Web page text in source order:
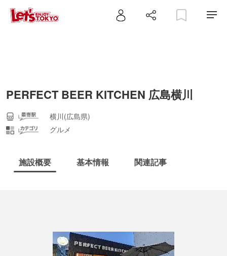
PERFECT BEER KITCHEN 広島横川
横川(広島県)
グルメ
施設概要 基本情報 関連記事